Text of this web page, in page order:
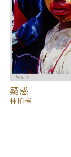
疑惑
林柏樑